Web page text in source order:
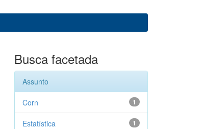
Busca facetada
Assunto
1
Corn
1
Estatística